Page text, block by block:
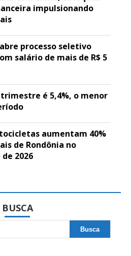
impulsionando
processo seletivo
salário de mais de R$ 5
é 5,4%, o menor
aumentam 40%
de Rondônia no
2026
BUSCA